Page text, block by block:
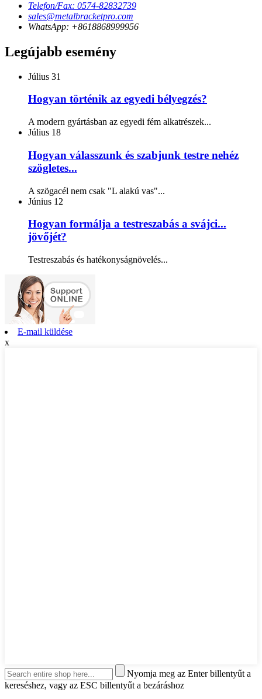
Telefon/Fax: 0574-82832739
sales@metalbracketpro.com
WhatsApp: +8618868999956
Legújabb esemény
Július 31
Hogyan történik az egyedi bélyegzés?
A modern gyártásban az egyedi fém alkatrészek...
Július 18
Hogyan válasszunk és szabjunk testre nehéz
szögletes...
A szögacél nem csak "L alakú vas"...
Június 12
Hogyan formálja a testreszabás a svájci...
jövőjét?
Testreszabás és hatékonyságnövelés...
E-mail küldése
x
Nyomja meg az Enter billentyűt a
kereséshez, vagy az ESC billentyűt a bezáráshoz